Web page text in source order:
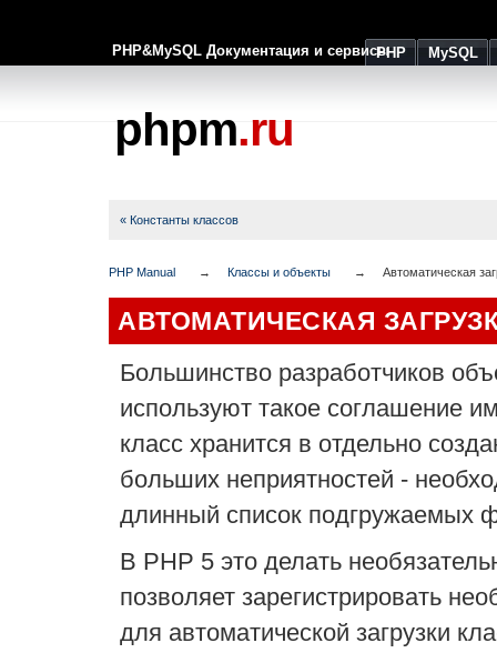
PHP&MySQL Документация и сервисыPHP MySQL
phpm.ru
« Константы классов
PHP Manual Классы и объекты Автоматическая
АВТОМАТИЧЕСКАЯ
Большинство разработчиков
используют такое соглашение
класс хранится в отдельно
больших неприятностей -
длинный список подгружаемых
В PHP 5 это делать
позволяет зарегистрировать
для автоматической загрузки